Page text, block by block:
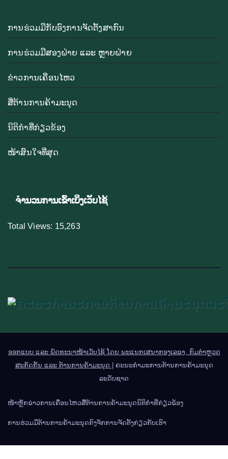
ການຮ່ວມມືກັບອົງການຈັດຕັ້ງສາກົນ
ການຮ່ວມມືສອງຝ່າຍ ແລະ ຫຼາຍຝ່າຍ
ຂ່າວການເຄື່ອນໄຫວ
ສື່ຕ້ານການຄ້າມະນຸດ
ນິຕິກຳທີ່ກ່ຽວຂ້ອງ
ໜ້າສົນໃຈທີ່ສຸດ
ຈຳນວນການເຂົ້າເບິ່ງເວັບໄຊ້
Total Views: 15,263
ອອກແບບ ແລະ ພັດທະນາໜ້າເວັບໄຊ້ ໂດຍ ພະແນກເສນາກອງເລຂາ, ກົມຕຳຫຼວດ
ສະກັດກັ້ນ ແລະ ຕ້ານການຄ້າມະນຸດ | ຄະນະກຳມະການຕ້ານການຄ້າມະນຸດ
ລະດັບຊາດ
ໜ້າຫຼັກຂ່າວການເຄື່ອນໄຫວສື່ຕ້ານການຄ້າມະນຸດນິຕິກຳທີ່ກ່ຽວຂ້ອງ
ການຮ່ວມມືຕ້ານການຄ້າມະນຸດກົງຈັກການຈັດຕັ້ງກ່ຽວກັບເຮົາ